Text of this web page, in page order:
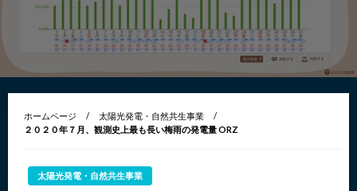
ホームページ
太陽光発電・自然共生事業
２０２０年７月、観測史上最も長い梅雨の発電量 ORZ
太陽光発電・自然共生事業